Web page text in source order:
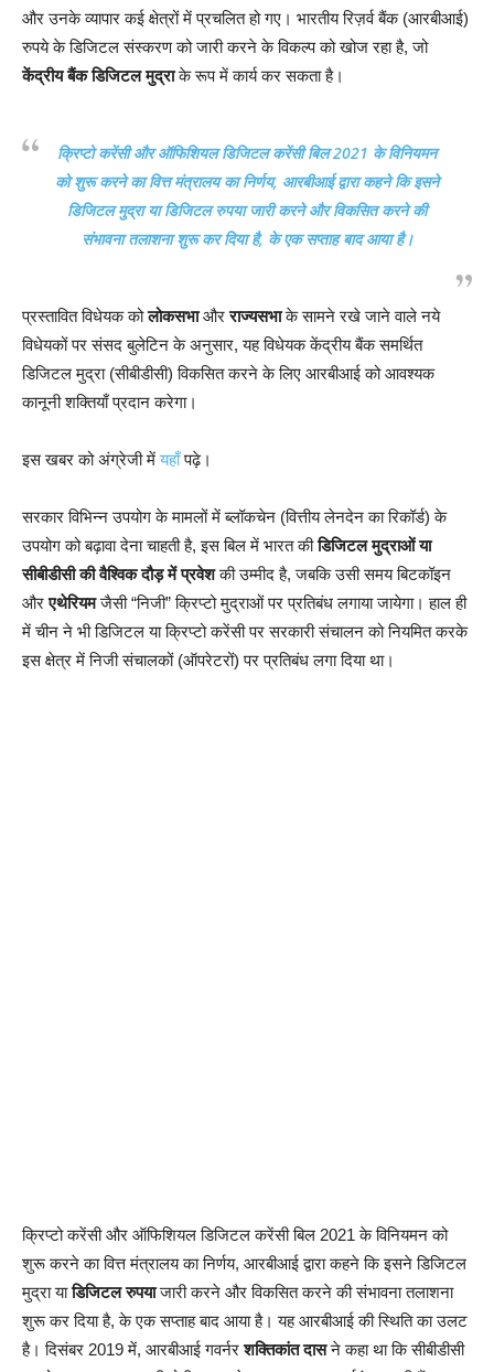
और उनके व्यापार कई क्षेत्रों में प्रचलित हो गए। भारतीय रिज़र्व बैंक (आरबीआई)
रुपये के डिजिटल संस्करण को जारी करने के विकल्प को खोज रहा है, जो
केंद्रीय बैंक डिजिटल मुद्राके रूप में कार्य कर सकता है।
क्रिप्टो करेंसी और ऑफिशियल डिजिटल करेंसी बिल 2021 के विनियमन
को शुरू करने का वित्त मंत्रालय का निर्णय, आरबीआई द्वारा कहने कि इसने
डिजिटल मुद्रा या डिजिटल रुपया जारी करने और विकसित करने की
संभावना तलाशना शुरू कर दिया है, के एक सप्ताह बाद आया है।
प्रस्तावित विधेयक कोलोकसभाऔरराज्यसभाके सामने रखे जाने वाले नये
विधेयकों पर संसद बुलेटिन के अनुसार, यह विधेयक केंद्रीय बैंक समर्थित
डिजिटल मुद्रा (सीबीडीसी) विकसित करने के लिए आरबीआई को आवश्यक
कानूनी शक्तियाँ प्रदान करेगा।
इस खबर को अंग्रेजी मेंयहाँपढ़े।
सरकार विभिन्न उपयोग के मामलों में ब्लॉकचेन (वित्तीय लेनदेन का रिकॉर्ड) के
उपयोग को बढ़ावा देना चाहती है, इस बिल में भारत कीडिजिटल मुद्राओं या
सीबीडीसी की वैश्विक दौड़ में प्रवेशकी उम्मीद है, जबकि उसी समय बिटकॉइन
औरएथेरियमजैसी “निजी” क्रिप्टो मुद्राओं पर प्रतिबंध लगाया जायेगा। हाल ही
में चीन ने भी डिजिटल या क्रिप्टो करेंसी पर सरकारी संचालन को नियमित करके
इस क्षेत्र में निजी संचालकों (ऑपरेटरों) पर प्रतिबंध लगा दिया था।
क्रिप्टो करेंसी और ऑफिशियल डिजिटल करेंसी बिल 2021 के विनियमन को
शुरू करने का वित्त मंत्रालय का निर्णय, आरबीआई द्वारा कहने कि इसने डिजिटल
मुद्रा याडिजिटल रुपयाजारी करने और विकसित करने की संभावना तलाशना
शुरू कर दिया है, के एक सप्ताह बाद आया है। यह आरबीआई की स्थिति का उलट
है। दिसंबर 2019 में, आरबीआई गवर्नरशक्तिकांत दासने कहा था कि सीबीडीसी